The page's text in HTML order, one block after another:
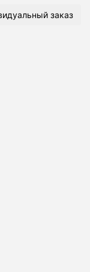
заказ